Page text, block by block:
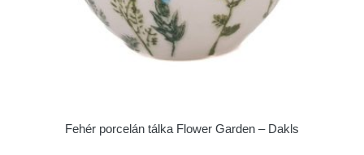
Fehér porcelán tálka Flower Garden – Dakls